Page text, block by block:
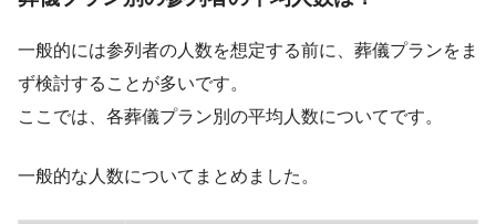
一般的には参列者の人数を想定する前に、葬儀プランをま
ず検討することが多いです。
ここでは、各葬儀プラン別の平均人数についてです。
一般的な人数についてまとめました。